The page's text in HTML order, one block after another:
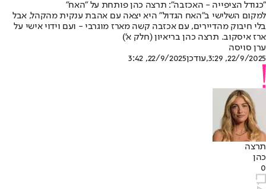
"כגודל הציפייה - האכזבה": תרצה כהן פותחת על "האח"
למקום השלישי ב"האח הגדול" היא יצאה עם אהבת ענקית מהקהל, אבל
בלי חיבוק מהדיירים, עם אכזבה קשה מארז מוגרבי - ועם וידוי אישי על
ארז איסקוב. תרצה כהן בריאיון (חלק א')
ערן סויסה
22/9/2025, 3:29
,עודכן22/9/2025, 3:42
תרצה
כהן
0